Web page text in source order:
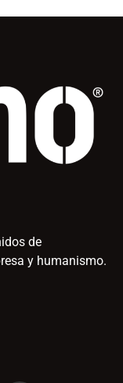
de
y humanismo.